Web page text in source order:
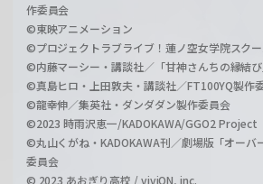
作委員会
©東映アニメーション
©プロジェクトラブライブ！蓮ノ空女学院スク
©内藤マーシー・講談社／「甘神さんちの縁結
©真島ヒロ・上田敦夫・講談社／FT100YQ製作
©龍幸伸／集英社・ダンダダン製作委員会
©2023 時雨沢恵一/KADOKAWA/GGO2 Project
©丸山くがね・KADOKAWA刊／劇場版「オーバ
委員会
© 2023 あおぎり高校 / viviON, inc.